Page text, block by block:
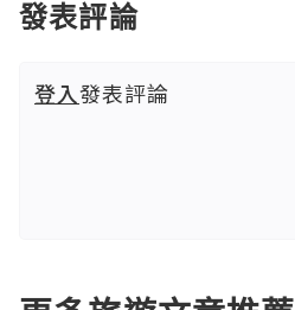
發表評論
登入發表評論